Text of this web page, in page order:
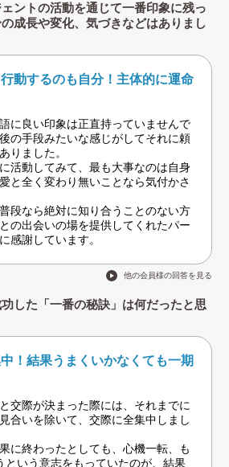
ントの活動を通じて一番印象に残っ
成長や変化、気づきなどはありまし
動するのも自分！主体的に運命
に良い印象は正直持っていませんで
の手段みたいな感じがしてそれに頼
りました。
活動してみて、最も大事なのは自身
と全く変わり無いことなら気付かさ
段なら絶対に知り合うことのない方
の出会いの場を提供してくれたパー
感謝しています。
他の会員様の回答を見る
した「一番の秘訣」は何だったと思
！結果うまくいかなくても一期
交際が決まった際には、それまでに
合いを除いて、交際に全集中しまし
に終わったとしても、心機一転、も
という意志をもっていたのが、結果